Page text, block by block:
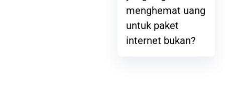
menghemat uang
untuk paket
internet bukan?